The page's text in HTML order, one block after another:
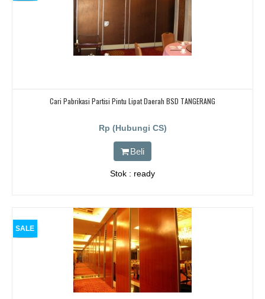
Cari Pabrikasi Partisi Pintu Lipat Daerah BSD TANGERANG
Rp (Hubungi CS)
Beli
Stok : ready
SALE